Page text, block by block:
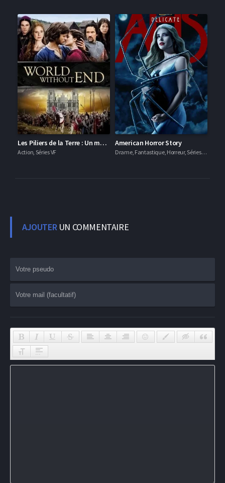
Les Piliers de la Terre : Un monde sans fin
Action, Séries VF
American Horror Story
Drame, Fantastique, Horreur, Séries VF
AJOUTERUN COMMENTAIRE